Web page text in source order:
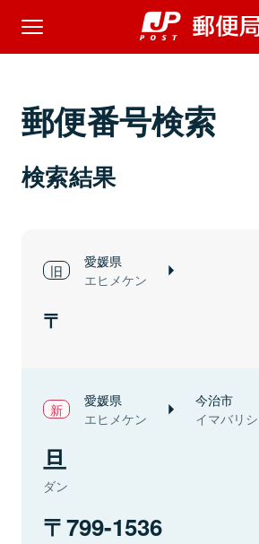
郵便番号検索
検索結果
愛媛県
エヒメケン
愛媛県
エヒメケン
今治市
イマバリシ
旦
ダン
799-1536